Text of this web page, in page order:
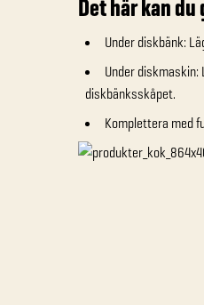
Det här kan du
Under diskbänk:
Under
diskbänksskåpet.
Komplettera med